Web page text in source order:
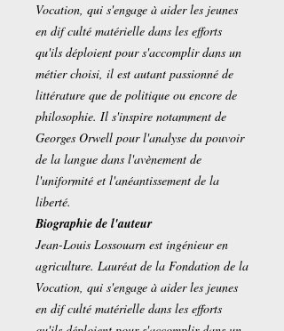
Vocation, qui s'engage à aider les jeunes
en dif culté matérielle dans les efforts
qu'ils déploient pour s'accomplir dans un
métier choisi, il est autant passionné de
littérature que de politique ou encore de
philosophie. Il s'inspire notamment de
Georges Orwell pour l'analyse du pouvoir
de la langue dans l'avènement de
l'uniformité et l'anéantissement de la
liberté.
Biographie de l'auteur
Jean-Louis Lossouarn est ingénieur en
agriculture. Lauréat de la Fondation de la
Vocation, qui s'engage à aider les jeunes
en dif culté matérielle dans les efforts